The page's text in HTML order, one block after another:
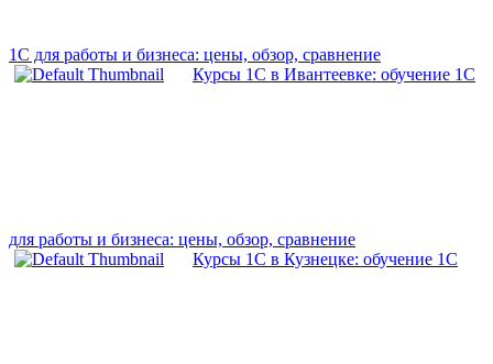
1С для работы и бизнеса: цены, обзор, сравнение
Курсы 1С в Ивантеевке: обучение 1С
для работы и бизнеса: цены, обзор, сравнение
Курсы 1С в Кузнецке: обучение 1С